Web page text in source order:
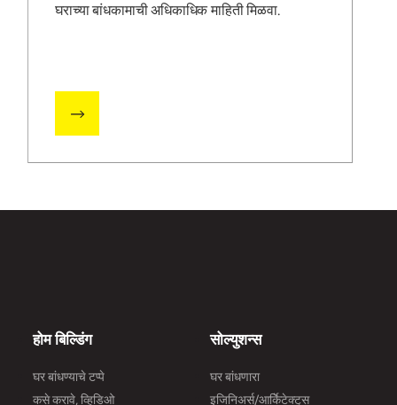
घराच्या बांधकामाची अधिकाधिक माहिती मिळवा.
होम बिल्डिंग
घर बांधण्याचे टप्पे
कसे करावे, व्हिडिओ
सोल्युशन्स
घर बांधणारा
इजिनिअर्स/आर्किेटेक्ट्‌स